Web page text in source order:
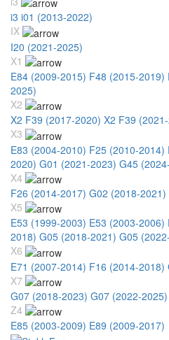
i3 i01 (2013-2022)
IX
I20 (2021-2025)
X1
E84 (2009-2015) F48 (2015-2019)
2025)
X2
X2 F39 (2017-2020) X2 F39
X3
E83 (2004-2010) F25 (2010-2014)
2020) G01 (2021-2023) G45
X4
F26 (2014-2017) G02 (2018-2021)
X5
E53 (1999-2003) E53 (2003-2006)
2018) G05 (2018-2021) G05
X6
E71 (2007-2014) F16 (2014-2018)
X7
G07 (2018-2023) G07 (2022-2025)
Z4
E85 (2003-2009) E89 (2009-2017)